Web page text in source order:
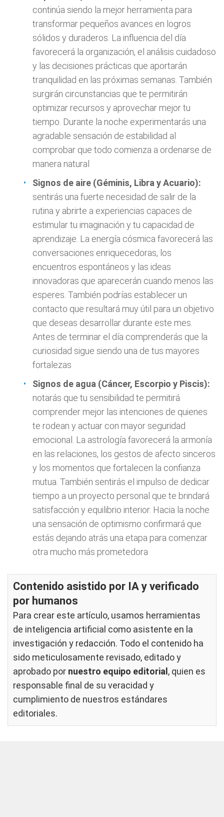
continúa siendo la mejor herramienta para
transformar pequeños avances en logros
sólidos y duraderos. La influencia del día
favorecerá la organización, el análisis cuidadoso
y las decisiones prácticas que aportarán
tranquilidad en las próximas semanas. También
surgirán circunstancias que te permitirán
optimizar recursos y aprovechar mejor tu
tiempo. Durante la noche experimentarás una
agradable sensación de estabilidad al
comprobar que todo comienza a ordenarse de
manera natural
Signos de aire (Géminis, Libra y Acuario):
sentirás una fuerte necesidad de salir de la
rutina y abrirte a experiencias capaces de
estimular tu imaginación y tu capacidad de
aprendizaje. La energía cósmica favorecerá las
conversaciones enriquecedoras, los
encuentros espontáneos y las ideas
innovadoras que aparecerán cuando menos las
esperes. También podrías establecer un
contacto que resultará muy útil para un objetivo
que deseas desarrollar durante este mes.
Antes de terminar el día comprenderás que la
curiosidad sigue siendo una de tus mayores
fortalezas
Signos de agua (Cáncer, Escorpio y Piscis):
notarás que tu sensibilidad te permitirá
comprender mejor las intenciones de quienes
te rodean y actuar con mayor seguridad
emocional. La astrología favorecerá la armonía
en las relaciones, los gestos de afecto sinceros
y los momentos que fortalecen la confianza
mutua. También sentirás el impulso de dedicar
tiempo a un proyecto personal que te brindará
satisfacción y equilibrio interior. Hacia la noche
una sensación de optimismo confirmará que
estás dejando atrás una etapa para comenzar
otra mucho más prometedora
Contenido asistido por IA y verificado
por humanos
Para crear este artículo, usamos herramientas
de inteligencia artificial como asistente en la
investigación y redacción. Todo el contenido ha
sido meticulosamente revisado, editado y
aprobado por nuestro equipo editorial , quien es
responsable final de su veracidad y
cumplimiento de nuestros estándares
editoriales.